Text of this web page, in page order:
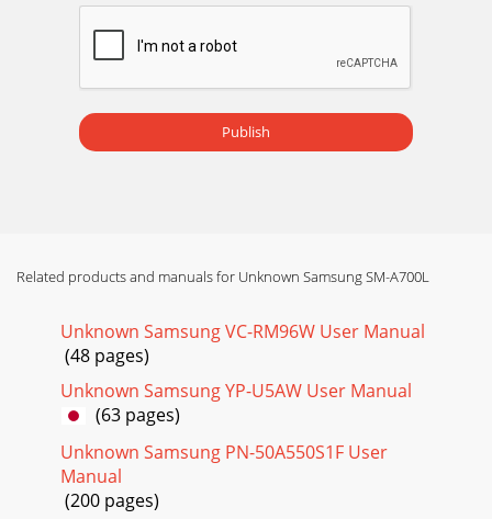
션 기능을 활성화하고 사용 환경을 설정할 수 있습니다.설정 화
면에서 모션 및 제스처를 선택하세요.•스마트 알림: 부재중 전
Page 15 - 메모리 카드 삽입 방법
환경 설정111백업 및 초기화제품에 저장된 데이터 및 설정 값을
Page 16 - 메모리 카드 포맷하기
우 미리 지정한 시간 간격으로 신호음을 울려 알려 주도록 설정
합니다.−색상반전: 가시성을 향상시키기 위해 화면의 색상을
반전시키도록 설정합니다.−색상조정: 일부 색상을 잘 구별하
지 못해 제품 사용이 어
Page 17 - 화면 잠금/해제
환경 설정113프라이빗 모드특정 콘텐츠 등을 다른 사람들이 보
거나 사용할 수 없도록 보안이 설정된 프라이빗 모드를 사용하
도록 설정합니다.설정 화면에서 프라이빗 모드를 선택한 후 프
Publish
Related products and manuals for Unknown Samsung SM-A700L
Unknown Samsung VC-RM96W User Manual
(48 pages)
Unknown Samsung YP-U5AW User Manual
(63 pages)
Unknown Samsung PN-50A550S1F User
Manual
(200 pages)